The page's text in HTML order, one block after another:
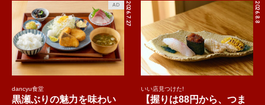
2026.7.27
AD
dancyu食堂
黒瀬ぶりの魅力を味わい
2026.8.8
いい店見つけた!
【握りは88円から、つま